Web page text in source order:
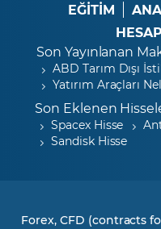
EĞİTİM
Son Yayınlanan
ABD Tarım Dışı
Yatırım Araçları
Son Eklenen
Spacex Hisse
Sandisk Hisse
Forex, CFD (contracts